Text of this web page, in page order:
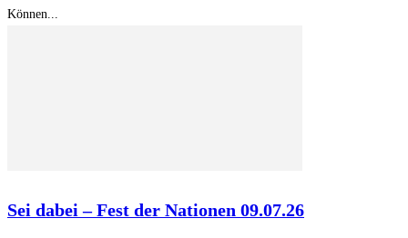
Können...
Sei dabei – Fest der Nationen 09.07.26